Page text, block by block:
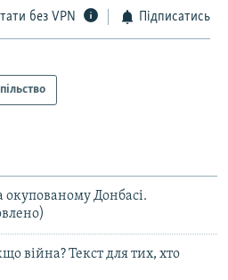
без VPN Підписатись
окупованому Донбасі.
війна? Текст для тих, хто